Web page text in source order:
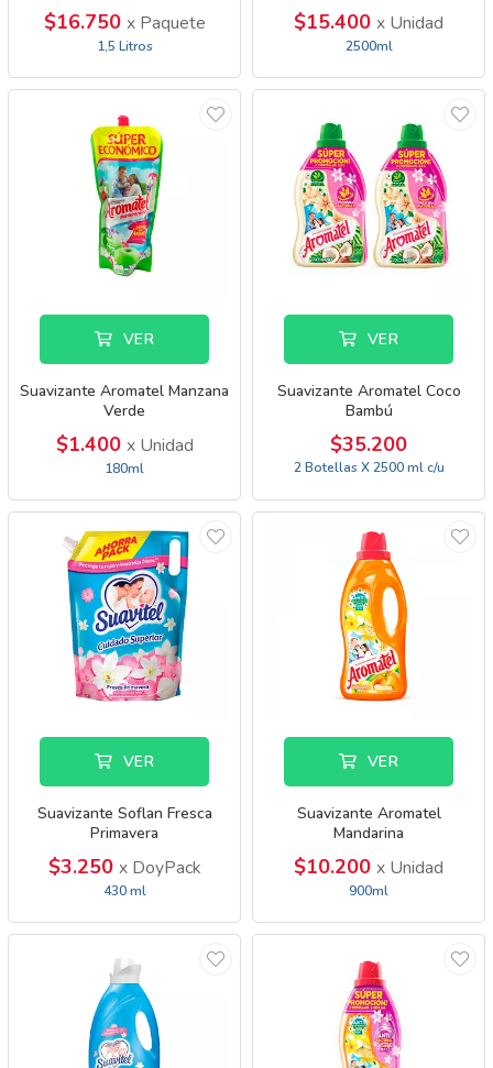
$16.750 x Paquete
1,5 Litros
$15.400 x Unidad
2500ml
VER
Suavizante Aromatel Manzana
Verde
$1.400 x Unidad
180ml
VER
Suavizante Aromatel Coco
Bambú
$35.200
2 Botellas X 2500 ml c/u
VER
Suavizante Soflan Fresca
Primavera
$3.250 x DoyPack
430 ml
VER
Suavizante Aromatel
Mandarina
$10.200 x Unidad
900ml